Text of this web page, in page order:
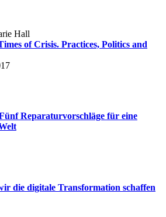
Hall
of Crisis. Practices, Politics and
Reparaturvorschläge für eine
die digitale Transformation schaffen